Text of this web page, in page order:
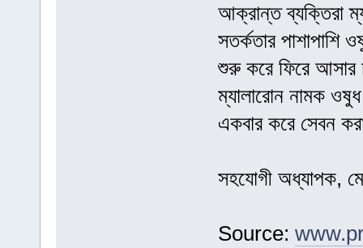
আক্রান্ত ব্যক্তিরা
সতর্কতার
শুরু করে ফিরে আসার
ম্যালারোন নামক
একবার করে সেবন
সহযোগী অধ্যাপক,
Source: